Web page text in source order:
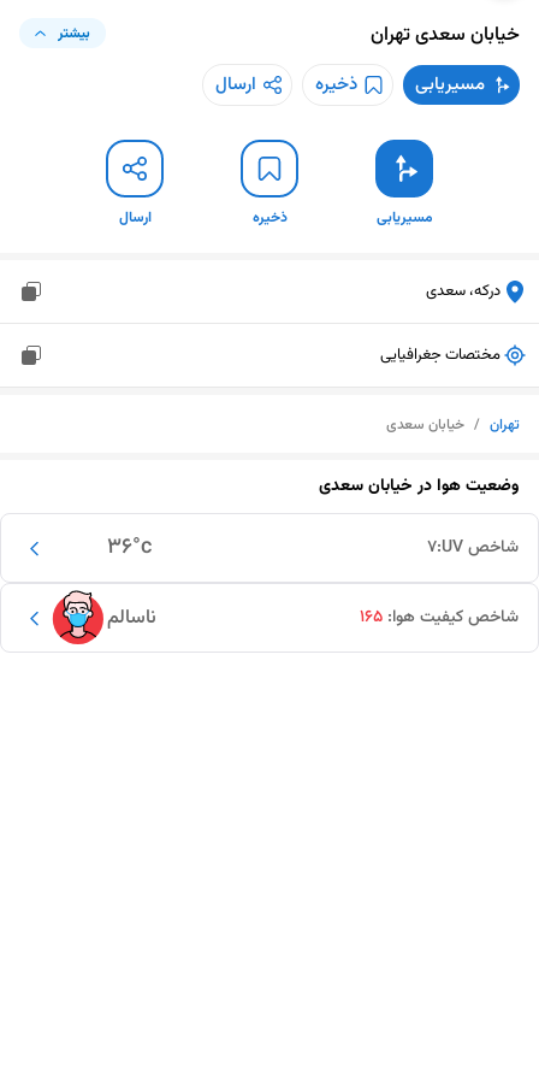
خیابان سعدیتهران بیشتر
مسیریابی ذخیره ارسال
مسیریابی ذخیره ارسال
درکه، سعدی
مختصات جغرافیایی
تهران / خیابان سعدی
وضعیت هوا درخیابان سعدی
36°c شاخص UV: 7
ناسالم شاخص کیفیت هوا: 165